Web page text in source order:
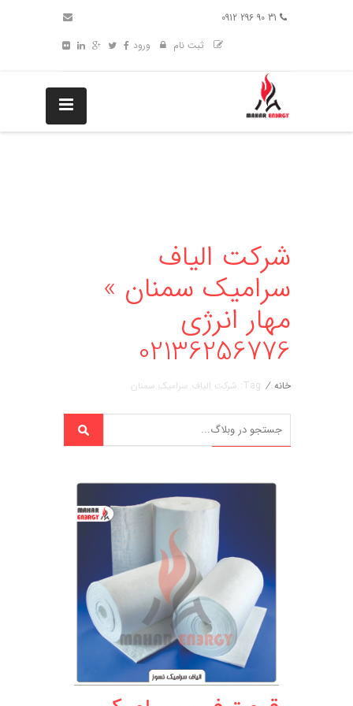
ثبت نام
ورود
شرکت الیاف
سرامیک سمنان »
مهار انرژی
02136256776
خانه / Tag: شرکت الیاف سرامیک سمنان